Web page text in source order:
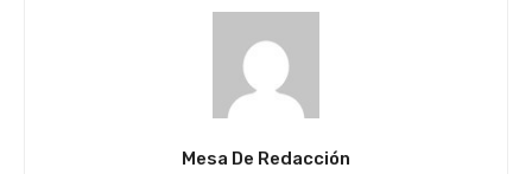
Mesa De Redacción